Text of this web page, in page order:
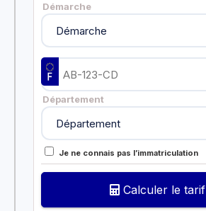
Démarche
Département
Je ne connais pas l’immatriculation
Calculer le tarif